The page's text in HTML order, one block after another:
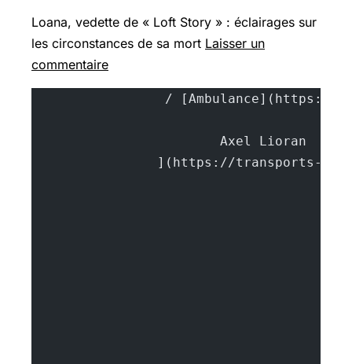
Loana, vedette de « Loft Story » : éclairages sur
les circonstances de sa mort Laisser un
commentaire
](https://transports-